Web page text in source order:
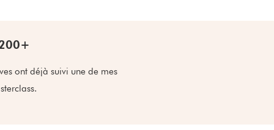
ont déjà suivi une de mes